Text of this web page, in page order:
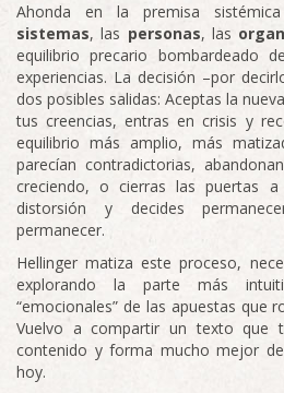
Ahonda en la premisa
sistemas, las personas, las
equilibrio precario bombardeado
experiencias. La decisión –por
dos posibles salidas: Aceptas la
tus creencias, entras en crisis y
equilibrio más amplio, más
parecían contradictorias,
creciendo, o cierras las puertas
distorsión y decides
permanecer.
Hellinger matiza este proceso,
explorando la parte más
“emocionales” de las apuestas que
Vuelvo a compartir un texto que
contenido y forma mucho mejor
hoy.